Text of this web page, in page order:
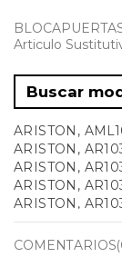
Articulo
ARISTON,
ARISTON,
ARISTON,
ARISTON,
ARISTON,
ARISTON,
ARISTON,
ARISTON,